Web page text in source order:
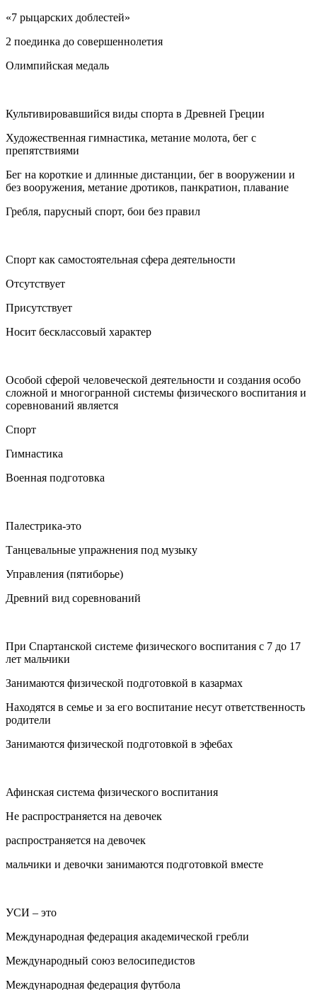
«7 рыцарских доблестей»
2 поединка до совершеннолетия
Олимпийская медаль
Культивировавшийся виды спорта в Древней Греции
Художественная гимнастика, метание молота, бег с
препятствиями
Бег на короткие и длинные дистанции, бег в вооружении и
без вооружения, метание дротиков, панкратион, плавание
Гребля, парусный спорт, бои без правил
Спорт как самостоятельная сфера деятельности
Отсутствует
Присутствует
Носит бесклассовый характер
Особой сферой человеческой деятельности и создания особо
сложной и многогранной системы физического воспитания и
соревнований является
Спорт
Гимнастика
Военная подготовка
Палестрика-это
Танцевальные упражнения под музыку
Управления (пятиборье)
Древний вид соревнований
При Спартанской системе физического воспитания с 7 до 17
лет мальчики
Занимаются физической подготовкой в казармах
Находятся в семье и за его воспитание несут ответственность
родители
Занимаются физической подготовкой в эфебах
Афинская система физического воспитания
Не распространяется на девочек
распространяется на девочек
мальчики и девочки занимаются подготовкой вместе
УСИ – это
Международная федерация академической гребли
Международный союз велосипедистов
Международная федерация футбола